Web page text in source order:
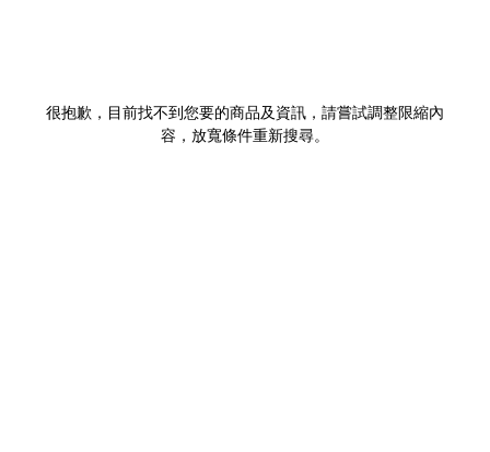
很抱歉，目前找不到您要的商品及資訊，請嘗試調整限縮內
容，放寬條件重新搜尋。